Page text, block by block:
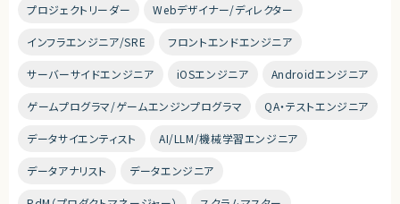
プロジェクトリーダー Webデザイナー/ディレクター
インフラエンジニア/SRE フロントエンドエンジニア
サーバーサイドエンジニア iOSエンジニア Androidエンジニア
ゲームプログラマ/ゲームエンジンプログラマ QA・テストエンジニア
データサイエンティスト AI/LLM/機械学習エンジニア
データアナリスト データエンジニア